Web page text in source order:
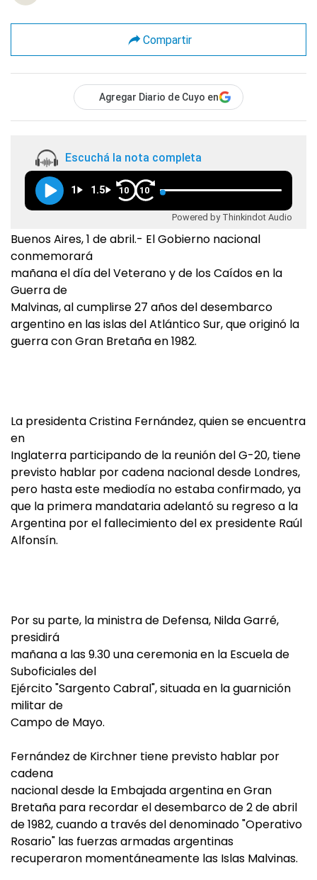
Compartir
Agregar Diario de Cuyo en
Escuchá la nota completa
1 1.5 10 10
Powered by Thinkindot Audio
Buenos Aires, 1 de abril.- El Gobierno nacional
conmemorará
mañana el día del Veterano y de los Caídos en la
Guerra de
Malvinas, al cumplirse 27 años del desembarco
argentino en las islas del Atlántico Sur, que originó la
guerra con Gran Bretaña en 1982.
La presidenta Cristina Fernández, quien se encuentra
en
Inglaterra participando de la reunión del G-20, tiene
previsto hablar por cadena nacional desde Londres,
pero hasta este mediodía no estaba confirmado, ya
que la primera mandataria adelantó su regreso a la
Argentina por el fallecimiento del ex presidente Raúl
Alfonsín.
Por su parte, la ministra de Defensa, Nilda Garré,
presidirá
mañana a las 9.30 una ceremonia en la Escuela de
Suboficiales del
Ejército "Sargento Cabral", situada en la guarnición
militar de
Campo de Mayo.
Fernández de Kirchner tiene previsto hablar por
cadena
nacional desde la Embajada argentina en Gran
Bretaña para recordar el desembarco de 2 de abril
de 1982, cuando a través del denominado "Operativo
Rosario" las fuerzas armadas argentinas
recuperaron momentáneamente las Islas Malvinas.